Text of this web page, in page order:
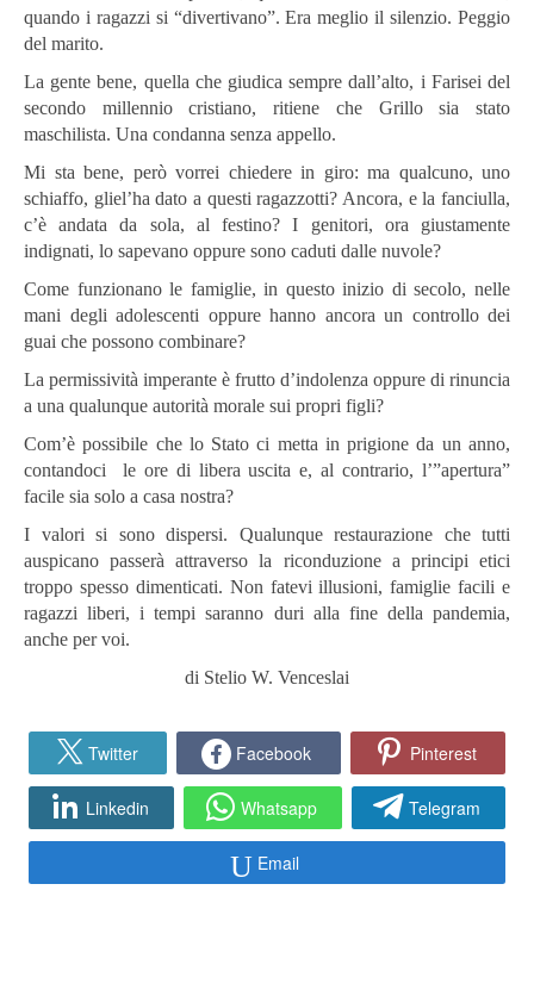
quando i ragazzi si “divertivano”. Era meglio il silenzio. Peggio
del marito.
La gente bene, quella che giudica sempre dall’alto, i Farisei del
secondo millennio cristiano, ritiene che Grillo sia stato
maschilista. Una condanna senza appello.
Mi sta bene, però vorrei chiedere in giro: ma qualcuno, uno
schiaffo, gliel’ha dato a questi ragazzotti? Ancora, e la fanciulla,
c’è andata da sola, al festino? I genitori, ora giustamente
indignati, lo sapevano oppure sono caduti dalle nuvole?
Come funzionano le famiglie, in questo inizio di secolo, nelle
mani degli adolescenti oppure hanno ancora un controllo dei
guai che possono combinare?
La permissività imperante è frutto d’indolenza oppure di rinuncia
a una qualunque autorità morale sui propri figli?
Com’è possibile che lo Stato ci metta in prigione da un anno,
contandoci le ore di libera uscita e, al contrario, l’”apertura”
facile sia solo a casa nostra?
I valori si sono dispersi. Qualunque restaurazione che tutti
auspicano passerà attraverso la riconduzione a principi etici
troppo spesso dimenticati. Non fatevi illusioni, famiglie facili e
ragazzi liberi, i tempi saranno duri alla fine della pandemia,
anche per voi.
di Stelio W. Venceslai
Twitter Facebook Pinterest
Linkedin Whatsapp Telegram
Email